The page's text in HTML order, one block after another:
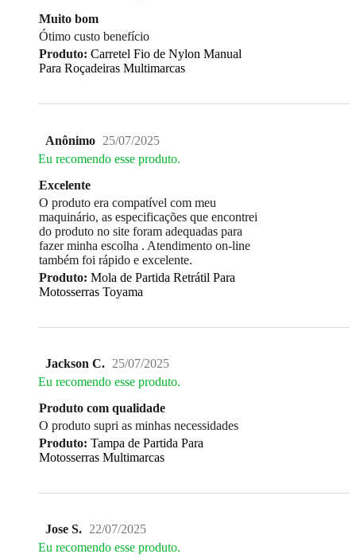
Muito bom
Ótimo custo benefício
Produto: Carretel Fio de Nylon Manual
Para Roçadeiras Multimarcas
Anônimo 25/07/2025
Eu recomendo esse produto.
Excelente
O produto era compatível com meu
maquinário, as especificações que encontrei
do produto no site foram adequadas para
fazer minha escolha . Atendimento on-line
também foi rápido e excelente.
Produto: Mola de Partida Retrátil Para
Motosserras Toyama
Jackson C. 25/07/2025
Eu recomendo esse produto.
Produto com qualidade
O produto supri as minhas necessidades
Produto: Tampa de Partida Para
Motosserras Multimarcas
Jose S. 22/07/2025
Eu recomendo esse produto.